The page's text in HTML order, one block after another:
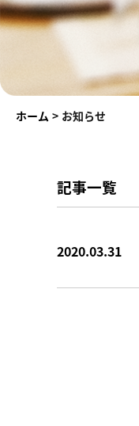
ホーム > お知らせ
記事一覧
2020.03.31